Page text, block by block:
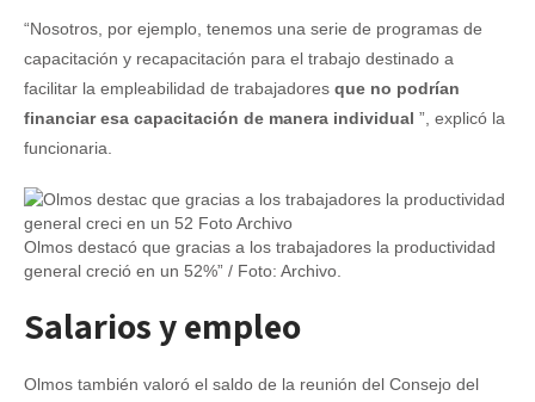
“Nosotros, por ejemplo, tenemos una serie de programas de
capacitación y recapacitación para el trabajo destinado a
facilitar la empleabilidad de trabajadores que no podrían
financiar esa capacitación de manera individual ”, explicó la
funcionaria.
Olmos destacó que gracias a los trabajadores la productividad
general creció en un 52%” / Foto: Archivo.
Salarios y empleo
Olmos también valoró el saldo de la reunión del Consejo del